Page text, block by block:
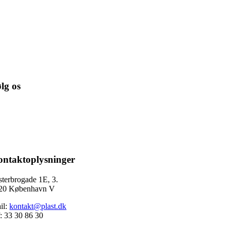
os
1E, 3.
København V
kontakt@plast.dk
33 30 86 30